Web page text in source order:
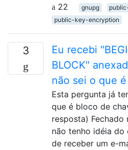
22
gnupg
public-key-encryption
3
Eu recebi
BLOCK"
não sei o que
Esta pergunta já
que é bloco de
resposta) Fechado
não tenho idéia do
de receber um e-